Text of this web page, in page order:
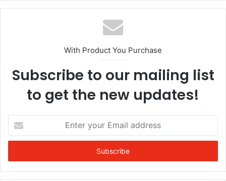
With Product You Purchase
Subscribe to our mailing list
to get the new updates!
your
Email